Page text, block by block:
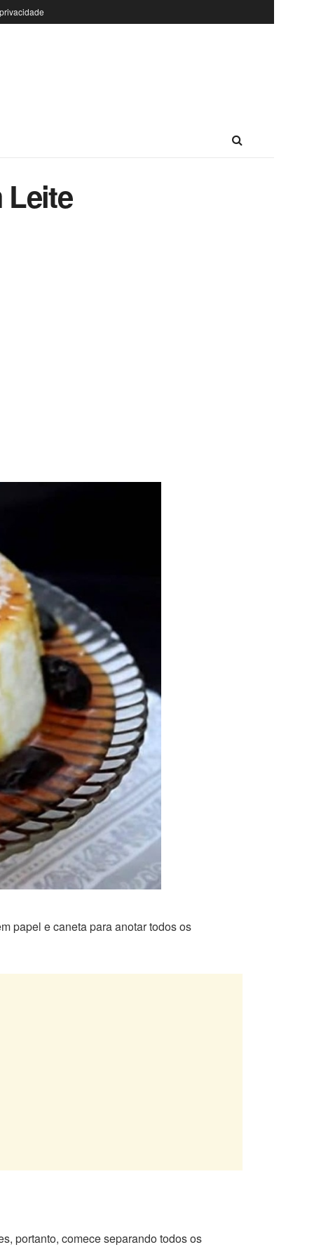
Leite
papel e caneta para anotar todos os
portanto, comece separando todos os